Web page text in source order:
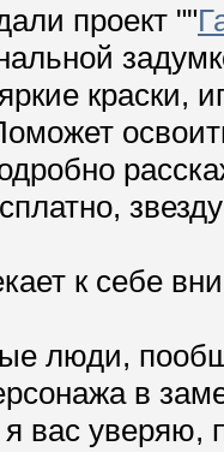
проект ""
краски,
к себе
люди,
в
я вас уверяю,